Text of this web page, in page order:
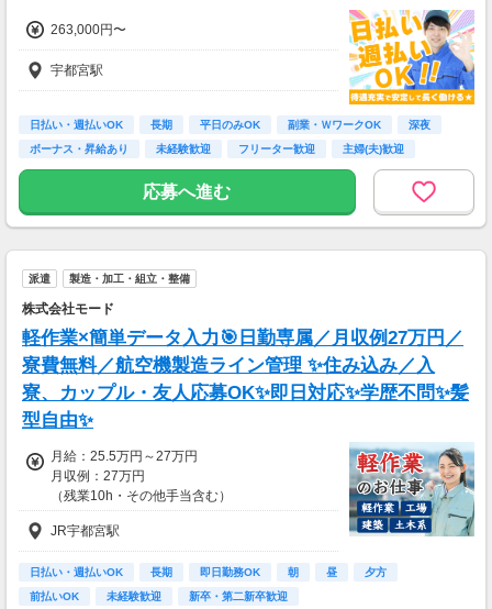
263,000円〜
宇都宮駅
日払い・週払いOK 長期 平日のみOK 副業・ＷワークOK
深夜
ボーナス・昇給あり
未経験歓迎 フリーター歓迎 主婦(夫)歓迎
応募へ進む
派遣 製造・加工・組立・整備
株式会社モード
軽作業×簡単データ入力🎯日勤専属／月収例27万円／
寮費無料／航空機製造ライン管理 ✨住み込み／入
寮、カップル・友人応募OK✨即日対応✨学歴不問✨髪
型自由✨
月給：25.5万円～27万円
月収例：27万円
（残業10h・その他手当含む）
JR宇都宮駅
日払い・週払いOK 長期 即日勤務OK 朝 昼
夕方
前払いOK
未経験歓迎 新卒・第二新卒歓迎